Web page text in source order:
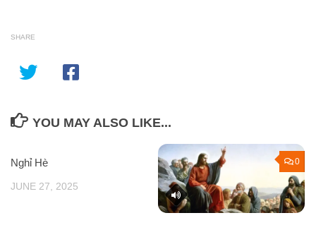
SHARE
YOU MAY ALSO LIKE...
Nghỉ Hè
JUNE 27, 2025
0